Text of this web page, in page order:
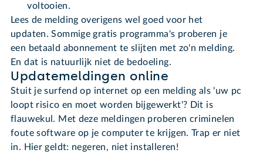
voltooien.
Lees de melding overigens wel goed voor het
updaten. Sommige gratis programma's proberen je
een betaald abonnement te slijten met zo'n melding.
En dat is natuurlijk niet de bedoeling.
Updatemeldingen online
Stuit je surfend op internet op een melding als 'uw pc
loopt risico en moet worden bijgewerkt'? Dit is
flauwekul. Met deze meldingen proberen criminelen
foute software op je computer te krijgen. Trap er niet
in. Hier geldt: negeren, niet installeren!